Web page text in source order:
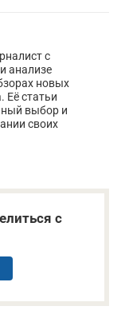
с
анализе
новых
Её статьи
выбор и
своих
с